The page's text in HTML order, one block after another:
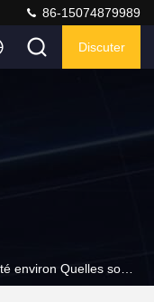
86-15074879989
Discuter